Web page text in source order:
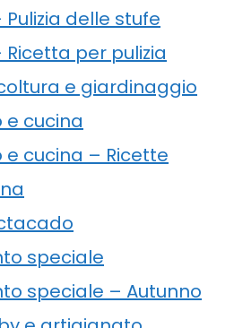
delle stufe
per pulizia
e giardinaggio
e cucina
cucina – Ricette
speciale
speciale – Autunno